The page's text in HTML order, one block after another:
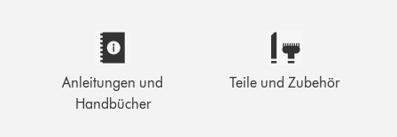
Anleitungen und
Handbücher
Teile und Zubehör